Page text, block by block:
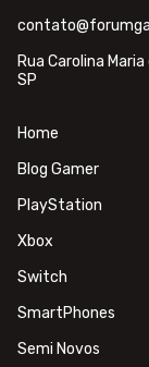
Rua Carolina
SP
Home
Blog Gamer
PlayStation
Xbox
Switch
SmartPhones
Semi Novos